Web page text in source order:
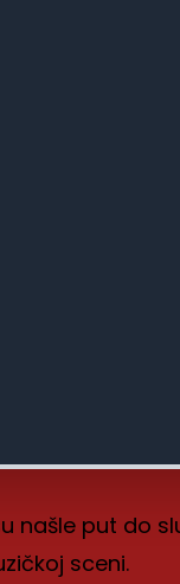
našle put do
sceni.